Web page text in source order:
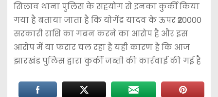
सिलाव थाना पुलिस के सहयोग से इनका कुर्की किया
गया है बताया जाता है कि योगेंद्र यादव के ऊपर ₹20000
सरकारी राशि का गबन करने का आरोप है और इस
आरोप में या फरार चल रहा है यही कारण है कि आज
झारखंड पुलिस द्वारा कुर्की जब्ती की कार्रवाई की गई है